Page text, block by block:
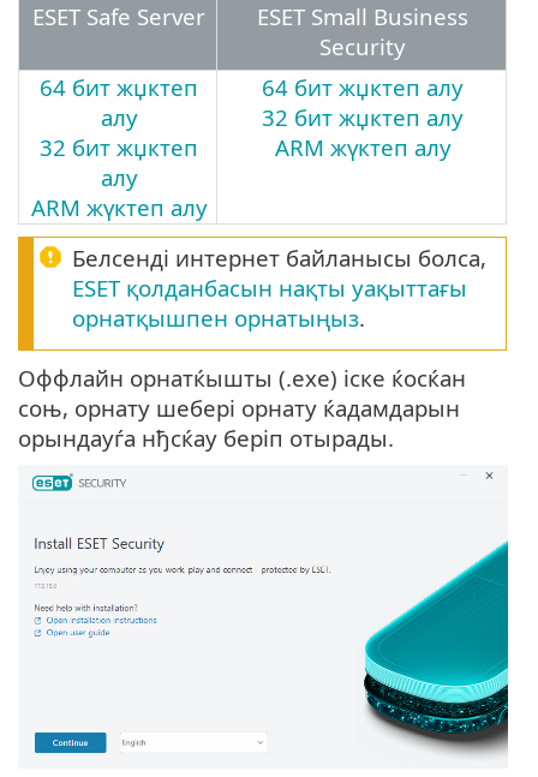
ESET Safe Server
ESET Small Business
Security
64 бит жџктеп
алу
32 бит жџктеп
алу
ARM жүктеп алу
64 бит жџктеп алу
32 бит жџктеп алу
ARM жүктеп алу
Белсенді интернет байланысы болса,
ESET қолданбасын нақты уақыттағы
орнатқышпен орнатыңыз.
Оффлайн орнатќышты (.exe) іске ќосќан
соњ, орнату шебері орнату ќадамдарын
орындауѓа нђсќау беріп отырады.